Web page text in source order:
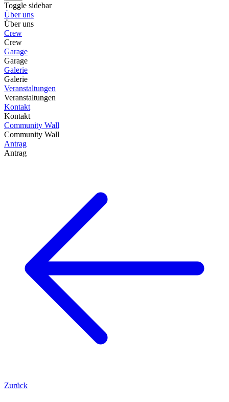
Toggle sidebar
Über uns
Über uns
Crew
Crew
Garage
Garage
Galerie
Galerie
Veranstaltungen
Veranstaltungen
Kontakt
Kontakt
Community Wall
Community Wall
Antrag
Antrag
Zurück